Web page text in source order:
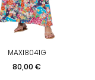
MAXI8041G
Prix
80,00 €